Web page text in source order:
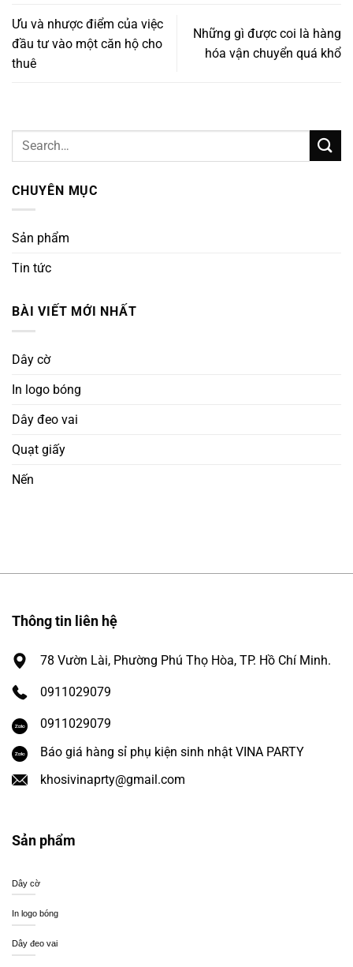
Ưu và nhược điểm của việc
đầu tư vào một căn hộ cho
thuê
Những gì được coi là hàng
hóa vận chuyển quá khổ
CHUYÊN MỤC
Sản phẩm
Tin tức
BÀI VIẾT MỚI NHẤT
Dây cờ
In logo bóng
Dây đeo vai
Quạt giấy
Nến
Thông tin liên hệ
78 Vườn Lài, Phường Phú Thọ Hòa, TP. Hồ Chí Minh.
0911029079
0911029079
Báo giá hàng sỉ phụ kiện sinh nhật VINA PARTY
khosivinaprty@gmail.com
Sản phẩm
Dây cờ
In logo bóng
Dây đeo vai